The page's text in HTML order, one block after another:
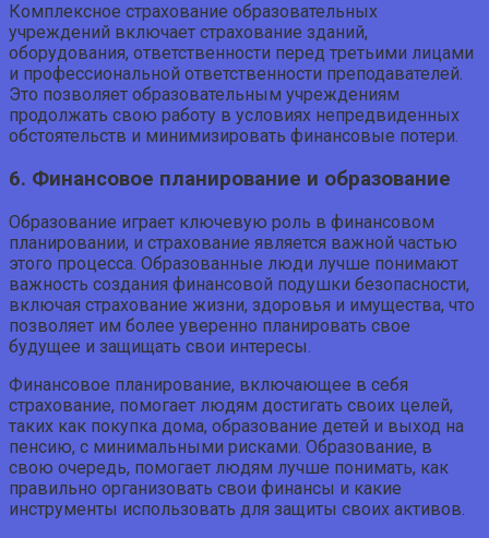
Комплексное страхование образовательных
учреждений включает страхование зданий,
оборудования, ответственности перед третьими лицами
и профессиональной ответственности преподавателей.
Это позволяет образовательным учреждениям
продолжать свою работу в условиях непредвиденных
обстоятельств и минимизировать финансовые потери.
6. Финансовое планирование и образование
Образование играет ключевую роль в финансовом
планировании, и страхование является важной частью
этого процесса. Образованные люди лучше понимают
важность создания финансовой подушки безопасности,
включая страхование жизни, здоровья и имущества, что
позволяет им более уверенно планировать свое
будущее и защищать свои интересы.
Финансовое планирование, включающее в себя
страхование, помогает людям достигать своих целей,
таких как покупка дома, образование детей и выход на
пенсию, с минимальными рисками. Образование, в
свою очередь, помогает людям лучше понимать, как
правильно организовать свои финансы и какие
инструменты использовать для защиты своих активов.